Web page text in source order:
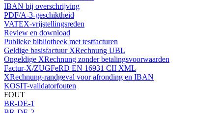
IBAN bij overschrijving
PDF/A-3-geschiktheid
VATEX-vrijstellingsreden
Review en download
Publieke bibliotheek met testfacturen
Geldige basisfactuur XRechnung UBL
Ongeldige XRechnung zonder betalingsvoorwaarden
Factur-X/ZUGFeRD EN 16931 CII XML
XRechnung-randgeval voor afronding en IBAN
KOSIT-validatorfouten
FOUT
BR-DE-1